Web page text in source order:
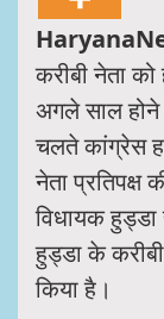
करीबी नेता को
अगले साल होने
चलते कांग्रेस
नेता प्रतिपक्ष
विधायक
हुड्डा के करीबी
किया है।